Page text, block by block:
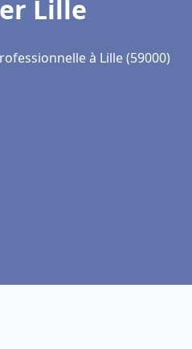
Lille
à Lille (59000)